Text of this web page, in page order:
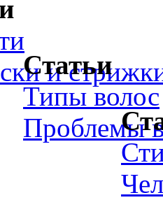
и
Статьи
Типы волос
Проблемы